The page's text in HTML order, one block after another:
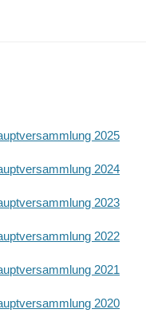
2025
2024
2023
2022
2021
2020